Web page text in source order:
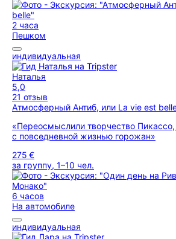
2 часа
Пешком
индивидуальная
Наталья
5,0
21 отзыв
Атмосферный Антиб, или La vie est
«Переосмыслили творчество
с повседневной жизнью горожан»
275 €
за группу, 1–10 чел.
6 часов
На автомобиле
индивидуальная